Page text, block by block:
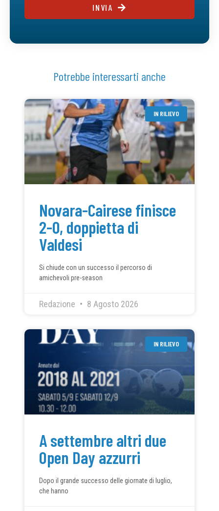
INVIA
Potrebbe interessarti anche
IN RILIEVO
Novara-Cairese finisce
2-0, doppietta di
Valdesi
Si chiude con un successo il percorso di
amichevoli pre-season
Redazione 8 Agosto 2026
IN RILIEVO
A settembre altri due
Open Day azzurri
Dopo il grande successo delle giornate di luglio,
che hanno